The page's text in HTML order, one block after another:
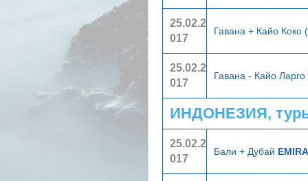
25.02.2
017
Гавана + Кайо Коко
25.02.2
017
Гавана - Кайо
ИНДОНЕЗИЯ,
25.02.2
017
Бали + Дубай